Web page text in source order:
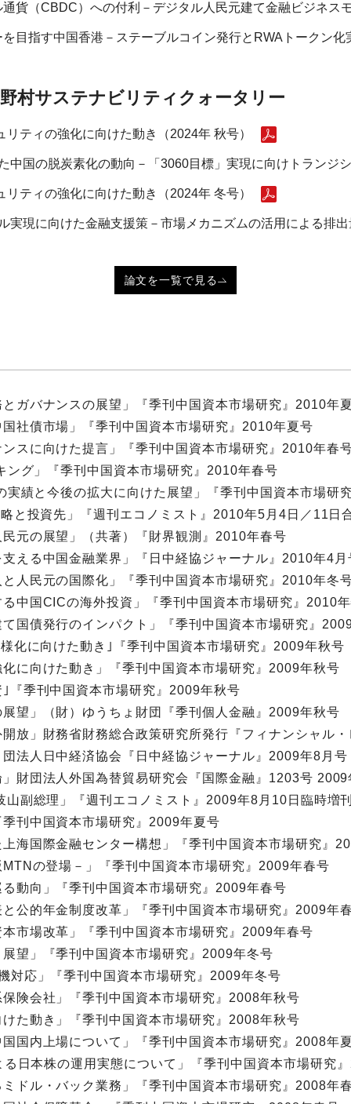
貨（CBDC）への付利－デジタル人民元建て金融ビジネス
目指す中国香港－ステーブルコイン発行とRWAトークン
野村サステナビリティクォータリー
ティの強化に向けた動き（2024年 秋号）
中国の脱炭素化の動向－「3060目標」実現に向けトランジ
ティの強化に向けた動き（2024年 冬号）
実現に向けた金融支援策－市場メカニズムの活用による排
論文を一覧で見る
ガバナンスの展望」『季刊中国資本市場研究』2010年
社債市場」『季刊中国資本市場研究』2010年夏号
スに向けた提言」『季刊中国資本市場研究』2010年春
グ」『季刊中国資本市場研究』2010年春号
績と今後の拡大に向けた展望」『季刊中国資本市場研
と投資先」『週刊エコノミスト』2010年5月4日／11日
元の展望」（共著）『財界観測』2010年春号
える中国金融業界」『日中経協ジャーナル』2010年4月
人民元の国際化」『季刊中国資本市場研究』2010年冬
中国CICの海外投資」『季刊中国資本市場研究』2010
国債発行のインパクト」『季刊中国資本市場研究』
化に向けた動き｣『季刊中国資本市場研究』2009年秋号
に向けた動き」『季刊中国資本市場研究』2009年秋号
『季刊中国資本市場研究』2009年秋号
望」（財）ゆうちょ財団『季刊個人金融』2009年秋号
放」財務省財務総合政策研究所発行『フィナンシャル
法人日中経済協会『日中経協ジャーナル』2009年8月号
財団法人外国為替貿易研究会『国際金融』1203号
山副総理」『週刊エコノミスト』2009年8月10日臨時増
刊中国資本市場研究』2009年夏号
海国際金融センター構想」『季刊中国資本市場研究』
の登場－」『季刊中国資本市場研究』2009年春号
動向」『季刊中国資本市場研究』2009年春号
公的年金制度改革」『季刊中国資本市場研究』2009年
市場改革」『季刊中国資本市場研究』2009年春号
望」『季刊中国資本市場研究』2009年冬号
対応」『季刊中国資本市場研究』2009年冬号
険会社」『季刊中国資本市場研究』2008年秋号
た動き」『季刊中国資本市場研究』2008年秋号
国内上場について」『季刊中国資本市場研究』2008年
日本株の運用実態について」『季刊中国資本市場研究
ドル・バック業務」『季刊中国資本市場研究』2008年